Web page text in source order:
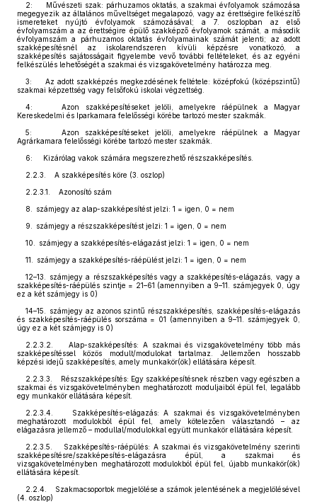
2: Művészeti szak: párhuzamos oktatás, a szakmai évfolyamok számozása
megegyezik az általános műveltséget megalapozó, vagy az érettségire felkészítő
ismereteket nyújtó évfolyamok számozásával; a 7. oszlopban az első
évfolyamszám a az érettségire épülő szakképző évfolyamok számát, a második
évfolyamszám a párhuzamos oktatás évfolyamainak számát jelenti; az adott
szakképesítésnél az iskolarendszeren kívüli képzésre vonatkozó, a
szakképesítés sajátosságait figyelembe vevő további feltételeket, és az egyéni
felkészülés lehetőségét a szakmai és vizsgakövetelmény határozza meg.
3: Az adott szakképzés megkezdésének feltétele: középfokú (középszintű)
szakmai képzettség vagy felsőfokú iskolai végzettség.
4: Azon szakképesítéseket jelöli, amelyekre ráépülnek a Magyar
Kereskedelmi és Iparkamara felelősségi körébe tartozó mester szakmák.
5: Azon szakképesítéseket jelöli, amelyekre ráépülnek a Magyar
Agrárkamara felelősségi körébe tartozó mester szakmák.
6: Kizárólag vakok számára megszerezhető részszakképesítés.
2.2.3. A szakképesítés köre (3. oszlop)
2.2.3.1. Azonosító szám
8. számjegy az alap-szakképesítést jelzi: 1 = igen, 0 = nem
9. számjegy a részszakképesítést jelzi: 1 = igen, 0 = nem
10. számjegy a szakképesítés-elágazást jelzi: 1 = igen, 0 = nem
11. számjegy a szakképesítés-ráépülést jelzi: 1 = igen, 0 = nem
12–13. számjegy a részszakképesítés vagy a szakképesítés-elágazás, vagy a
szakképesítés-ráépülés szintje = 21–61 (amennyiben a 9–11. számjegyek 0, úgy
ez a két számjegy is 0)
14–15. számjegy az azonos szintű részszakképesítés, szakképesítés-elágazás
és szakképesítés-ráépülés sorszáma = 01 (amennyiben a 9–11. számjegyek 0,
úgy ez a két számjegy is 0)
2.2.3.2. Alap-szakképesítés: A szakmai és vizsgakövetelmény több más
szakképesítéssel közös modult/modulokat tartalmaz. Jellemzően hosszabb
képzési idejű szakképesítés, amely munkakör(ök) ellátására képesít.
2.2.3.3. Részszakképesítés: Egy szakképesítésnek részben vagy egészben a
szakmai és vizsgakövetelményben meghatározott moduljaiból épül fel, legalább
egy munkakör ellátására képesít.
2.2.3.4. Szakképesítés-elágazás: A szakmai és vizsgakövetelményben
meghatározott modulokból épül fel, amely kötelezően választandó – az
elágazásra jellemző – modullal/modulokkal együtt munkakör ellátására képesít.
2.2.3.5. Szakképesítés-ráépülés: A szakmai és vizsgakövetelmény szerinti
szakképesítésre/szakképesítés-elágazásra épül, a szakmai és
vizsgakövetelményben meghatározott modulokból épül fel, újabb munkakör(ök)
ellátására képesít.
2.2.4. Szakmacsoportok megjelölése a számok jelentésének a megjelölésével
(4. oszlop)